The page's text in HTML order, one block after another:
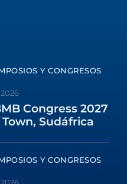
Y CONGRESOS
Congress 2027
Sudáfrica
Y CONGRESOS